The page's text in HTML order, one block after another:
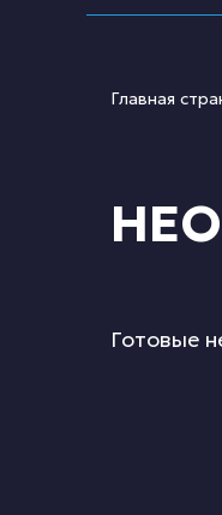
Главная
Готовые